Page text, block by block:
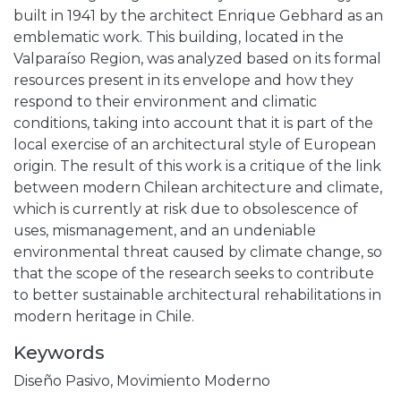
built in 1941 by the architect Enrique Gebhard as an
emblematic work. This building, located in the
Valparaíso Region, was analyzed based on its formal
resources present in its envelope and how they
respond to their environment and climatic
conditions, taking into account that it is part of the
local exercise of an architectural style of European
origin. The result of this work is a critique of the link
between modern Chilean architecture and climate,
which is currently at risk due to obsolescence of
uses, mismanagement, and an undeniable
environmental threat caused by climate change, so
that the scope of the research seeks to contribute
to better sustainable architectural rehabilitations in
modern heritage in Chile.
Keywords
Diseño Pasivo, Movimiento Moderno